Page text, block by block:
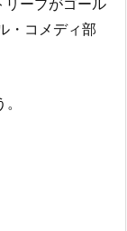
・コメディ部